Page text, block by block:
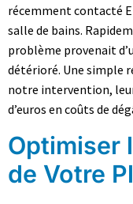
récemment contacté
salle de bains.
problème provenait
détérioré. Une simple
notre intervention,
d’euros en coûts de
Optimiser
de Votre